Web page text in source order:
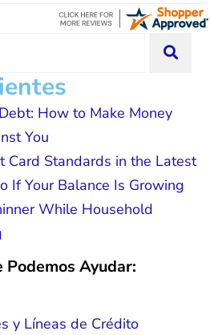
days for
and I am
How to Make Money
You
Card Standards in the Latest
If Your Balance Is Growing
While Household
Podemos Ayudar:
y Líneas de Crédito